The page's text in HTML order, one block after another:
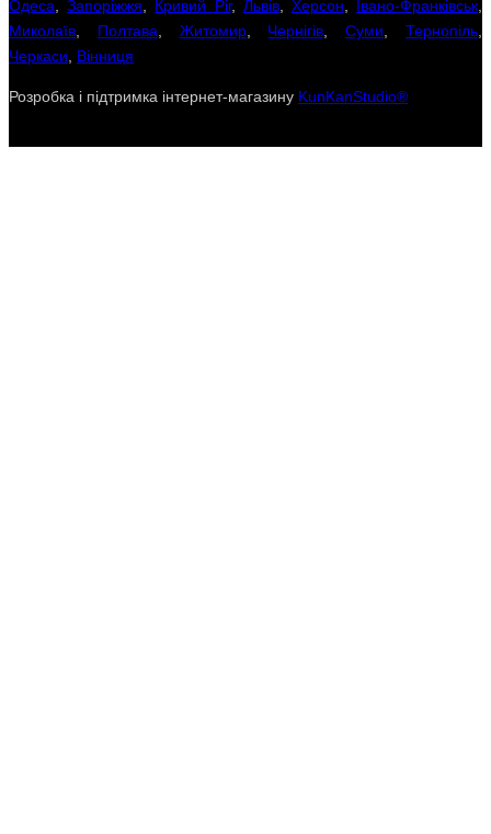
Одеса,Запоріжжя, Кривий Ріг, Львів, Херсон, Івано-Франківськ,
Миколаїв, Полтава, Житомир, Чернігів,Суми,Тернопіль,
Черкаси, Вінниця
Розробка і підтримка інтернет-магазину KunKanStudio®